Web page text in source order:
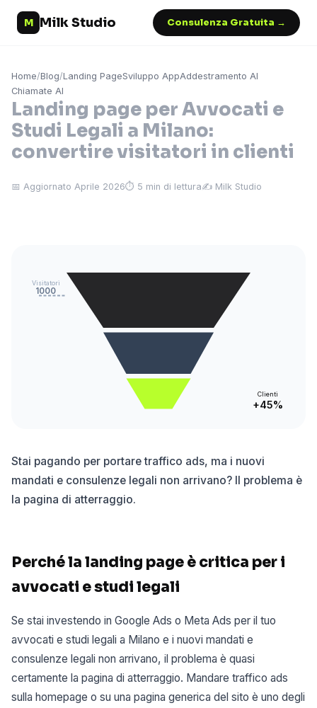
M Milk Studio Consulenza Gratuita →
Home/Blog/Landing PageSviluppo AppAddestramento AI
Chiamate AI
Landing page per Avvocati e
Studi Legali a Milano:
convertire visitatori in clienti
📅 Aggiornato Aprile 2026⏱ 5 min di lettura✍️ Milk Studio
Visitatori
1000
Clienti
+45%
Stai pagando per portare traffico ads, ma i nuovi
mandati e consulenze legali non arrivano? Il problema è
la pagina di atterraggio.
Perché la landing page è critica per i
avvocati e studi legali
Se stai investendo in Google Ads o Meta Ads per il tuo
avvocati e studi legali a Milano e i nuovi mandati e
consulenze legali non arrivano, il problema è quasi
certamente la pagina di atterraggio. Mandare traffico ads
sulla homepage o su una pagina generica del sito è uno degli